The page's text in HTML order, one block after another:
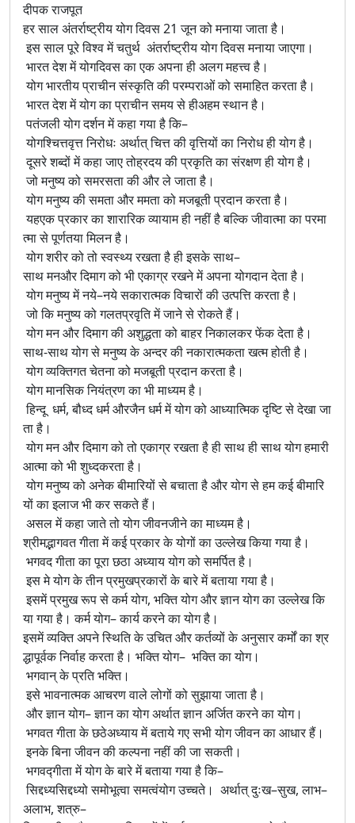
दीपक राजपूत
हर साल अंतर्राष्ट्रीय योग दिवस 21 जून को मनाया जाता है।
इस साल पूरे विश्व में चतुर्थ अंतर्राष्ट्रीय योग दिवस मनाया जाएगा।
भारत देश में योगदिवस का एक अपना ही अलग महत्त्व है।
योग भारतीय प्राचीन संस्कृति की परम्पराओं को समाहित करता है।
भारत देश में योग का प्राचीन समय से हीअहम स्थान है।
पतंजली योग दर्शन में कहा गया है कि–
योगश्चित्तवृत्त निरोधः अर्थात् चित्त की वृत्तियों का निरोध ही योग है।
दूसरे शब्दों में कहा जाए तोह्रदय की प्रकृति का संरक्षण ही योग है।
जो मनुष्य को समरसता की और ले जाता है।
योग मनुष्य की समता और ममता को मजबूती प्रदान करता है।
यहएक प्रकार का शारारिक व्यायाम ही नहीं है बल्कि जीवात्मा का परमा
त्मा से पूर्णतया मिलन है।
योग शरीर को तो स्वस्थ्य रखता है ही इसके साथ–
साथ मनऔर दिमाग को भी एकाग्र रखने में अपना योगदान देता है।
योग मनुष्य में नये–नये सकारात्मक विचारों की उत्पत्ति करता है।
जो कि मनुष्य को गलतप्रवृति में जाने से रोकते हैं।
योग मन और दिमाग की अशुद्धता को बाहर निकालकर फेंक देता है।
साथ-साथ योग से मनुष्य के अन्दर की नकारात्मकता खत्म होती है।
योग व्यक्तिगत चेतना को मजबूती प्रदान करता है।
योग मानसिक नियंत्रण का भी माध्यम है।
हिन्दू धर्म, बौध्द धर्म औरजैन धर्म में योग को आध्यात्मिक दृष्टि से देखा जा
ता है।
योग मन और दिमाग को तो एकाग्र रखता है ही साथ ही साथ योग हमारी
आत्मा को भी शुध्दकरता है।
योग मनुष्य को अनेक बीमारियों से बचाता है और योग से हम कई बीमारि
यों का इलाज भी कर सकते हैं।
असल में कहा जाते तो योग जीवनजीने का माध्यम है।
श्रीमद्भागवत गीता में कई प्रकार के योगों का उल्लेख किया गया है।
भगवद गीता का पूरा छठा अध्याय योग को समर्पित है।
इस मे योग के तीन प्रमुखप्रकारों के बारे में बताया गया है।
इसमें प्रमुख रूप से कर्म योग, भक्ति योग और ज्ञान योग का उल्लेख कि
या गया है। कर्म योग– कार्य करने का योग है।
इसमें व्यक्ति अपने स्थिति के उचित और कर्तव्यों के अनुसार कर्मों का श्र
द्धापूर्वक निर्वाह करता है। भक्ति योग– भक्ति का योग।
भगवान् के प्रति भक्ति।
इसे भावनात्मक आचरण वाले लोगों को सुझाया जाता है।
और ज्ञान योग– ज्ञान का योग अर्थात ज्ञान अर्जित करने का योग।
भगवत गीता के छठेअध्याय में बताये गए सभी योग जीवन का आधार हैं।
इनके बिना जीवन की कल्पना नहीं की जा सकती।
भगवद्गीता में योग के बारे में बताया गया है कि–
सिद्दध्यसिद्दध्यो समोभूत्वा समत्वंयोग उच्चते। अर्थात् दुःख–सुख, लाभ–
अलाभ, शत्रु–